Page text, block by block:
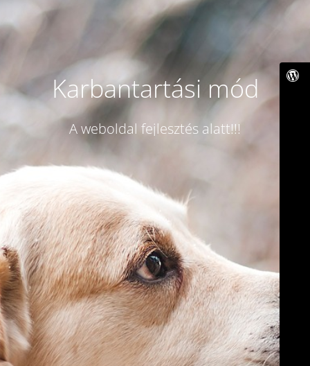
Karbantartási mód
A weboldal fejlesztés alatt!!!